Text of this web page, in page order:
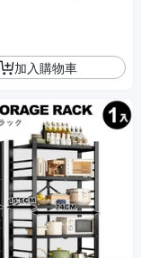
加入購物車